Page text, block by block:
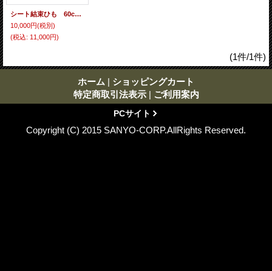
シート結束ひも 60cm 5,000本入
10,000円(税別)
(税込: 11,000円)
(1件/1件)
ホーム | ショッピングカート
特定商取引法表示 | ご利用案内
PCサイト
Copyright (C) 2015 SANYO-CORP.AllRights Reserved.